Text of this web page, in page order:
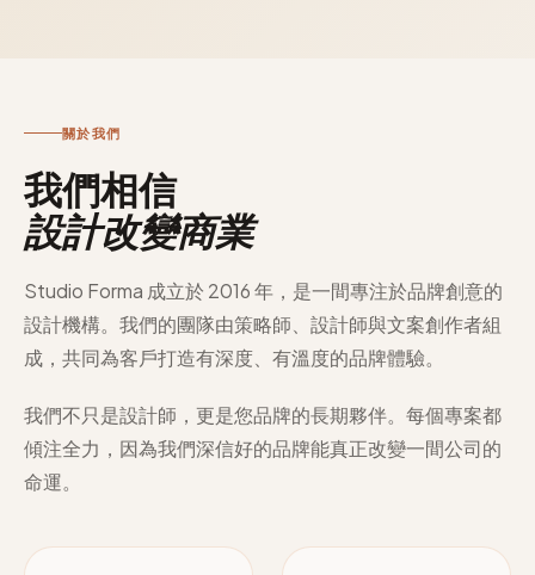
關於我們
我們相信
設計改變商業
Studio Forma 成立於 2016 年，是一間專注於品牌創意的
設計機構。我們的團隊由策略師、設計師與文案創作者組
成，共同為客戶打造有深度、有溫度的品牌體驗。
我們不只是設計師，更是您品牌的長期夥伴。每個專案都
傾注全力，因為我們深信好的品牌能真正改變一間公司的
命運。